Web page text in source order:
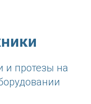
и протезы на